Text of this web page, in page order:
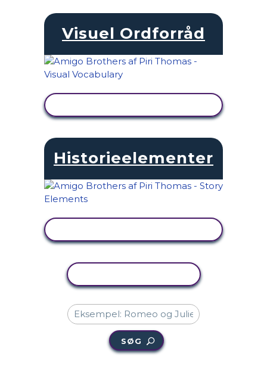
Visuel Ordforråd
Historieelementer
SØG